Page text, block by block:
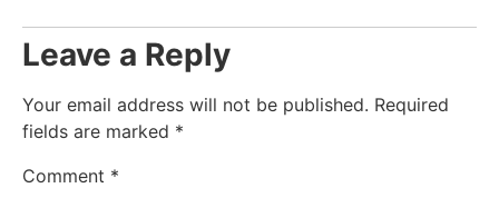
Leave a Reply
Your email address will not be published. Required
fields are marked *
Comment *